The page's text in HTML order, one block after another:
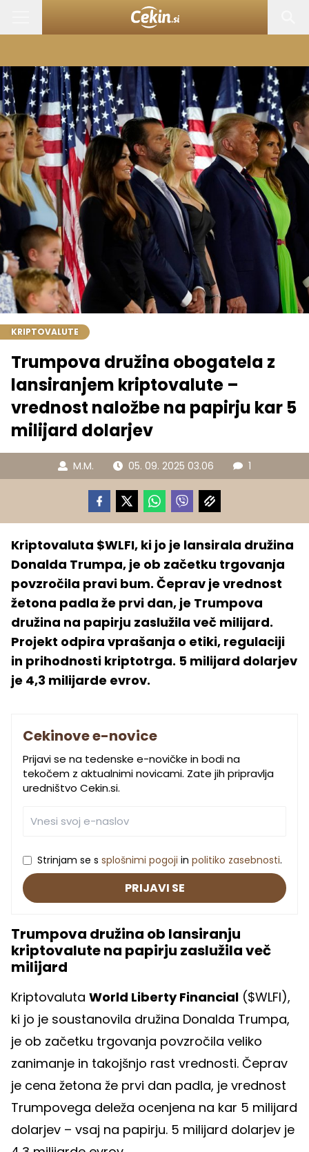
KRIPTOVALUTE
Trumpova družina obogatela z
lansiranjem kriptovalute –
vrednost naložbe na papirju kar 5
milijard dolarjev
M.M. 05. 09. 2025 03.06 1
Kriptovaluta $WLFI, ki jo je lansirala družina
Donalda Trumpa, je ob začetku trgovanja
povzročila pravi bum. Čeprav je vrednost
žetona padla že prvi dan, je Trumpova
družina na papirju zaslužila več milijard.
Projekt odpira vprašanja o etiki, regulaciji
in prihodnosti kriptotrga. 5 milijard dolarjev
je 4,3 milijarde evrov.
Cekinove e-novice
Prijavi se na tedenske e-novičke in bodi na
tekočem z aktualnimi novicami. Zate jih pripravlja
uredništvo Cekin.si.
Strinjam se s splošnimi pogoji in politiko zasebnosti.
PRIJAVI SE
Trumpova družina ob lansiranju
kriptovalute na papirju zaslužila več
milijard
Kriptovaluta World Liberty Financial ($WLFI),
ki jo je soustanovila družina Donalda Trumpa,
je ob začetku trgovanja povzročila veliko
zanimanje in takojšnjo rast vrednosti. Čeprav
je cena žetona že prvi dan padla, je vrednost
Trumpovega deleža ocenjena na kar 5 milijard
dolarjev – vsaj na papirju. 5 milijard dolarjev je